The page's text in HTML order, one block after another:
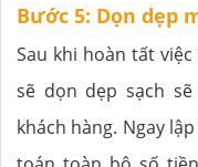
Bước 5: Dọn dẹp
Sau khi hoàn tất
sẽ dọn dẹp sạch
khách hàng. Ngay